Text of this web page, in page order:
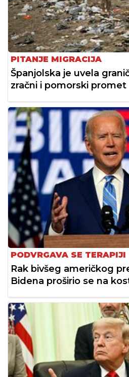
PITANJE MIGRACIJA
Španjolska je uvela
zračni i pomorski promet
PODVRGAVA SE TERAPIJI
Rak bivšeg američkog
Bidena proširio se na